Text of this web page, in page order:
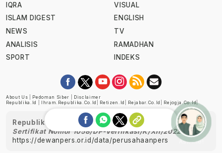
IQRA
ISLAM DIGEST
NEWS
ANALISIS
SPORT
VISUAL
ENGLISH
TV
RAMADHAN
INDEKS
About Us Pedoman Siber
Disclaimer
Republika.id
Ihram.republika.co.id Retizen.id Rejabar.co.id Rejogja.co.id|
Republika telah diverifikasi oleh Dewan Pers
Sertifikat Nomor 1058/DP-Verifikasi/K/XII/2022
https://dewanpers.or.id/data/perusahaanpers
Ask me!